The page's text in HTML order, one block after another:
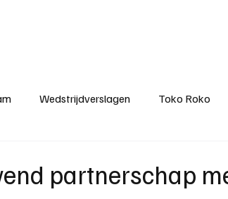
Wedstrijdverslagen Toko Roko
partnerschap